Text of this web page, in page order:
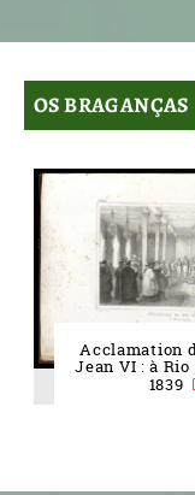
de
OS BRAGANÇAS
Acclamation
Jean VI : à
1839